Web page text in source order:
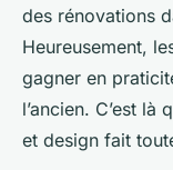
des rénovations
Heureusement,
gagner en
l’ancien. C’est là
et design fait